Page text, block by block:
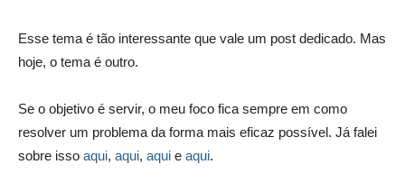
Esse tema é tão interessante que vale um post dedicado. Mas
hoje, o tema é outro.
Se o objetivo é servir, o meu foco fica sempre em como
resolver um problema da forma mais eficaz possível. Já falei
sobre isso aqui, aqui, aqui e aqui.